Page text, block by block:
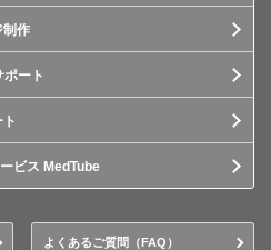
制作
ート
ビス MedTube
よくあるご質問（FAQ）